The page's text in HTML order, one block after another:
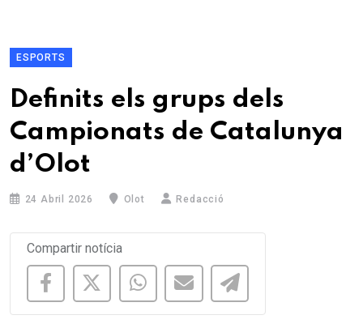
ESPORTS
Definits els grups dels
Campionats de Catalunya
d’Olot
24 Abril 2026 Olot Redacció
Compartir notícia